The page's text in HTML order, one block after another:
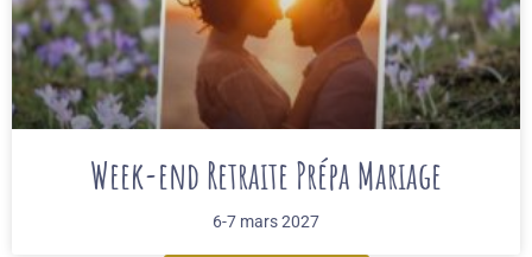
Week-end Retraite Prépa Mariage
6-7 mars 2027